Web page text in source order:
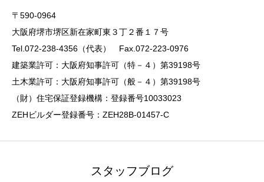
〒590-0964
大阪府堺市堺区新在家町東３丁２番１７号
Tel.072-238-4356（代表） Fax.072-223-0976
建築業許可：大阪府知事許可（特－４）第39198号
土木業許可：大阪府知事許可（般－４）第39198号
（財）住宅保証登録機構：登録番号10033023
ZEHビルダー登録番号：ZEH28B-01457-C
スタッフブログ